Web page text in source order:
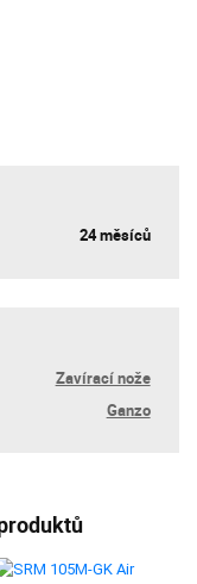
24 měsíců
Zavírací nože
Ganzo